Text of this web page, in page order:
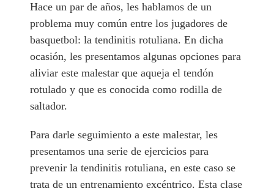
Hace un par de años, les hablamos de un
problema muy común entre los jugadores de
basquetbol: la tendinitis rotuliana. En dicha
ocasión, les presentamos algunas opciones para
aliviar este malestar que aqueja el tendón
rotulado y que es conocida como rodilla de
saltador.
Para darle seguimiento a este malestar, les
presentamos una serie de ejercicios para
prevenir la tendinitis rotuliana, en este caso se
trata de un entrenamiento excéntrico. Esta clase